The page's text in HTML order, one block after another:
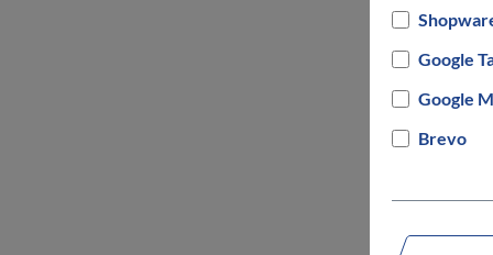
Google
Google
Brevo